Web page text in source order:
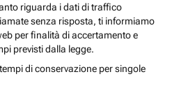
riguarda i dati di traffico
senza risposta, ti informiamo
per finalità di accertamento e
previsti dalla legge.
di conservazione per singole